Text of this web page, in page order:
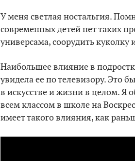
У меня светлая ностальгия.
современных детей нет таких
универсама, соорудить куколку
Наибольшее влияние в
увидела ее по телевизору. Это
в искусстве и жизни в целом. Я
всем классом в школе на
имеет такого влияния, как